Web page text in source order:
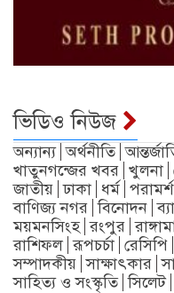
ভিডিও নিউজ
অন্যান্য অর্থনীতি
খাতুনগন্জের খবর খুলনা
জাতীয় ঢাকা ধর্ম পরামর্শ
বাণিজ্য নগর বিনোদন
ময়মনসিংহ রংপুর
রাশিফল রূপচর্চা রেসিপি
সম্পাদকীয় সাক্ষাৎকার
সাহিত্য ও সংস্কৃতি সিলেট